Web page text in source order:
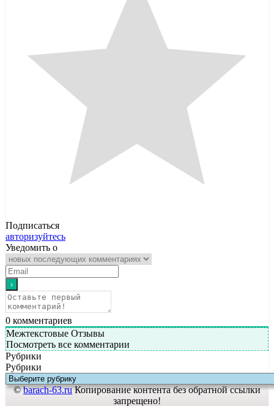
Подписаться
авторизуйтесь
Уведомить о
0 комментариев
Межтекстовые Отзывы
Посмотреть все комментарии
Рубрики
Рубрики
©barach-63.ruКопирование контента без обратной ссылки
запрещено!